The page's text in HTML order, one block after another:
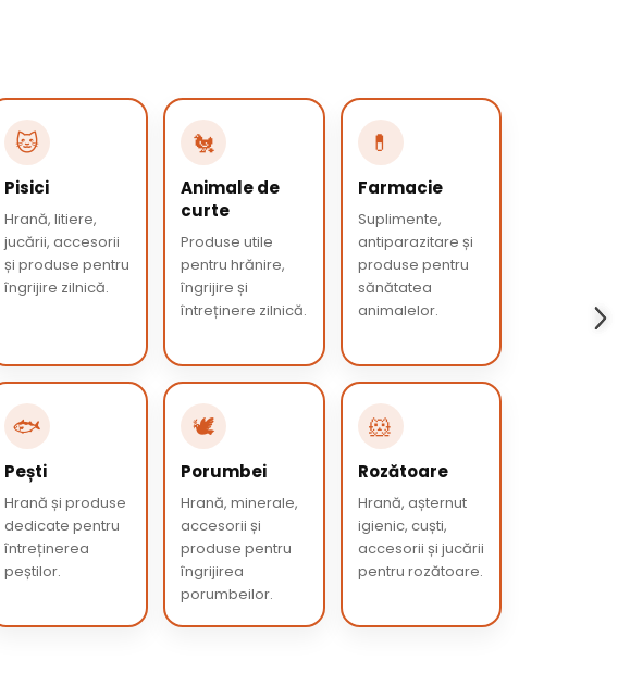
🐱
Pisici
Hrană, litiere,
jucării, accesorii
și produse pentru
îngrijire zilnică.
🐔
Animale de
curte
Produse utile
pentru hrănire,
îngrijire și
întreținere zilnică.
💊
Farmacie
Suplimente,
antiparazitare și
produse pentru
sănătatea
animalelor.
🐟
Pești
Hrană și produse
dedicate pentru
întreținerea
peștilor.
🕊️
Porumbei
Hrană, minerale,
accesorii și
produse pentru
îngrijirea
porumbeilor.
🐹
Rozătoare
Hrană, așternut
igienic, cuști,
accesorii și jucării
pentru rozătoare.